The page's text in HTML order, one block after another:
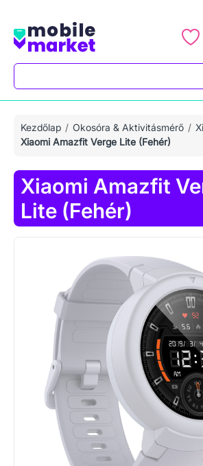
Kezdőlap Okosóra & Aktivitásmérő
Xiaomi Amazfit Verge Lite (Fehér)
Xiaomi Amazfit
Lite (Fehér)